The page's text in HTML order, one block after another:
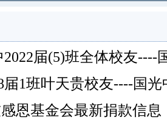
届(5)班全体校友
届1班叶天贵校友----国
恩基金会最新捐款信息